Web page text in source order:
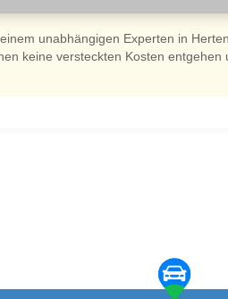
unabhängigen Experten in
keine versteckten Kosten entgehen